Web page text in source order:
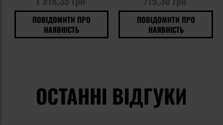
ПОВІДОМИТИ ПРО
НАЯВНІСТЬ
ПОВІДОМИТИ ПРО
НАЯВНІСТЬ
ОСТАННІ ВІДГУКИ